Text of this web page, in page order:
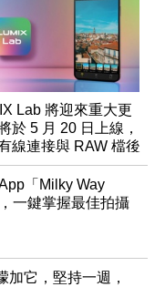
Lab 將迎來重大更
於 5 月 20 日上線，
線連接與 RAW 檔後
「Milky Way
一鍵掌握最佳拍攝
加它，堅持一週，